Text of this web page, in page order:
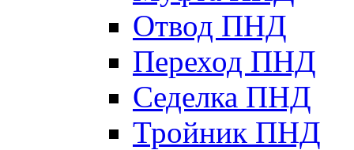
Отвод ПНД
Переход ПНД
Седелка ПНД
Тройник ПНД